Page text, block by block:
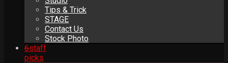
Tips & Trick
STAGE
Contact Us
Stock Photo
6staff
picks